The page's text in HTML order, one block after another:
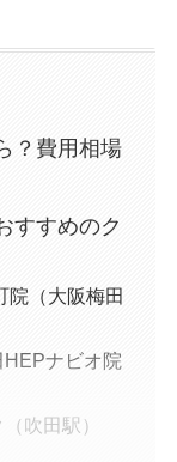
ど
？費用相場
すすめのク
院（大阪梅田
ナビオ院
吹田駅）